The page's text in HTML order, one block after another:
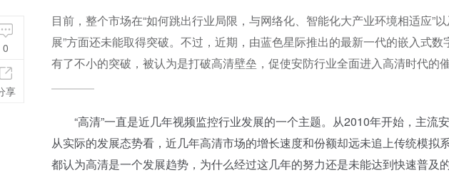
目前，整个市场在“如何跳出行业局限，与网络化、智能化大产业环境相适应”
展”方面还未能取得突破。不过，近期，由蓝色星际推出的最新一代的嵌入式
有了不小的突破，被认为是打破高清壁垒，促使安防行业全面进入高清时代的
“高清”一直是近几年视频监控行业发展的一个主题。从2010年开始，主流
从实际的发展态势看，近几年高清市场的增长速度和份额却远未追上传统模拟
都认为高清是一个发展趋势，为什么经过这几年的努力还是未能达到快速普及
0
享